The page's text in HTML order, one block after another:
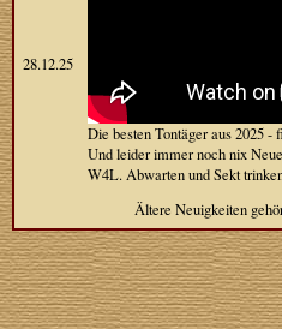
28.12.25
Die besten Tontäger aus 2025 -
Und leider immer noch nix
W4L. Abwarten und Sekt
Ältere Neuigkeiten